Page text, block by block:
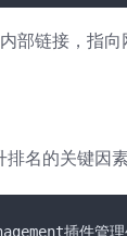
部链接，指
名的关键因素